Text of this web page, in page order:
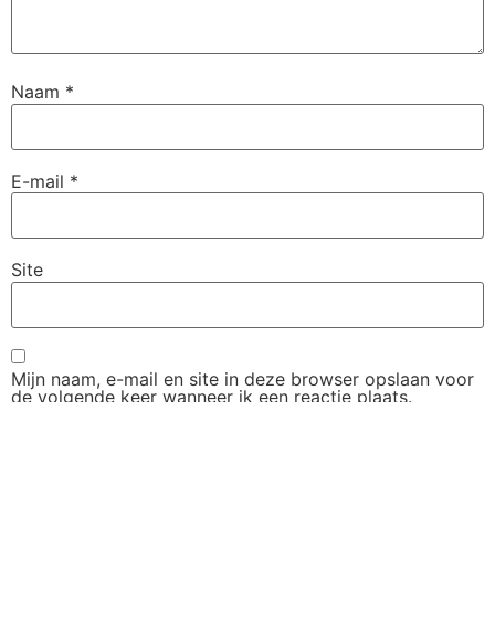
Naam *
E-mail *
Site
Mijn naam, e-mail en site in deze browser opslaan voor
de volgende keer wanneer ik een reactie plaats.